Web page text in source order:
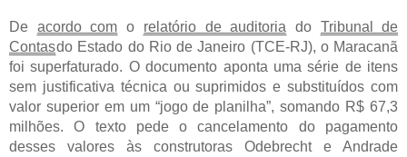
De acordo com o relatório de auditoria do Tribunal de
Contasdo Estado do Rio de Janeiro (TCE-RJ), o Maracanã
foi superfaturado. O documento aponta uma série de itens
sem justificativa técnica ou suprimidos e substituídos com
valor superior em um “jogo de planilha”, somando R$ 67,3
milhões. O texto pede o cancelamento do pagamento
desses valores às construtoras Odebrecht e Andrade